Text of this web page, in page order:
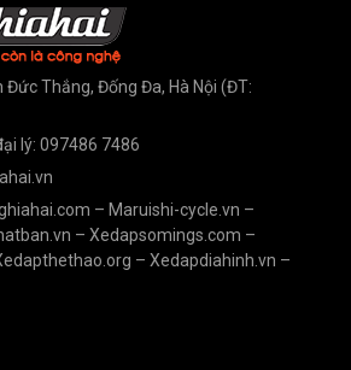
Đức Thắng, Đống Đa, Hà Nội (ĐT:
lý: 097486 7486
– Maruishi-cycle.vn –
– Xedapsomings.com –
– Xedapdiahinh.vn –